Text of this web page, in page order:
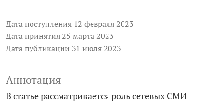
Дата поступления 12 февраля 2023
Дата принятия 25 марта 2023
Дата публикации 31 июля 2023
Аннотация
В статье рассматривается роль сетевых СМИ